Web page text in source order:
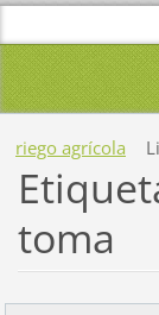
riego agrícola
toma